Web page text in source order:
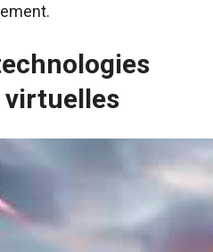
virtuelles